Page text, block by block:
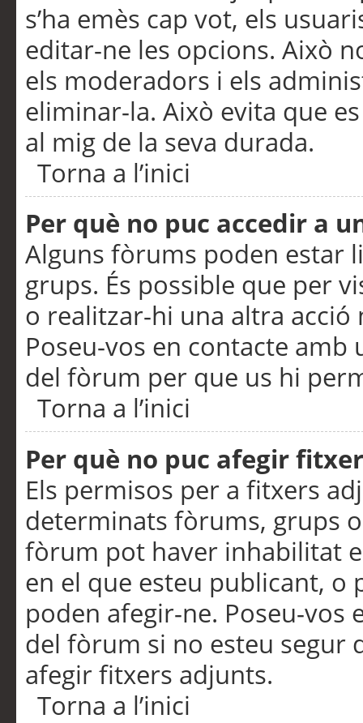
s’ha emès cap vot, els
editar-ne les opcions. Això
els moderadors i els
eliminar-la. Això evita que
al mig de la seva durada.
Torna a l’inici
Per què no puc accedir a
Alguns fòrums poden estar
grups. És possible que per
o realitzar-hi una altra acció
Poseu-vos en contacte
del fòrum per que us hi
Torna a l’inici
Per què no puc afegir
Els permisos per a fitxers
determinats fòrums, grups
fòrum pot haver inhabilitat
en el que esteu publicant,
poden afegir-ne. Poseu-vos
del fòrum si no esteu segur
afegir fitxers adjunts.
Torna a l’inici